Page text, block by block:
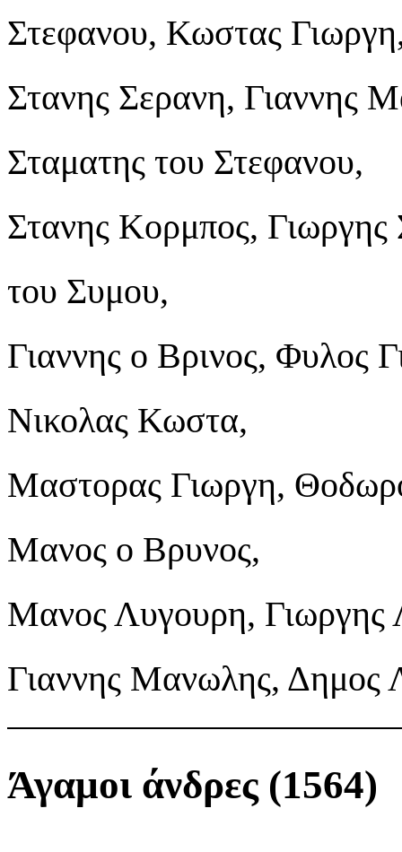
Στεφανου, Κωστας
Στανης Σερανη, Γιαννης
Σταματης του Στεφανου,
Στανης Κορμπος,
του Συμου,
Γιαννης ο Βρινος, Φυλος
Νικολας Κωστα,
Μαστορας Γιωργη,
Μανος ο Βρυνος,
Μανος Λυγουρη,
Γιαννης Μανωλης, Δημος
Άγαμοι άνδρες (1564)